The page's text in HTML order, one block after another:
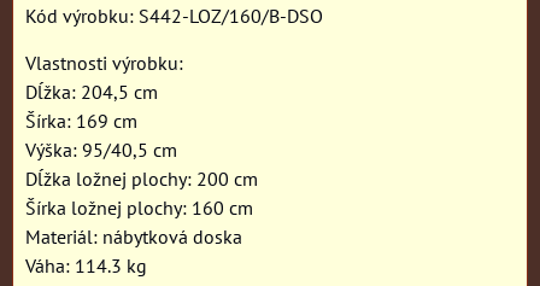
Kód výrobku: S442-LOZ/160/B-DSO
Vlastnosti výrobku:
Dĺžka: 204,5 cm
Šírka: 169 cm
Výška: 95/40,5 cm
Dĺžka ložnej plochy: 200 cm
Šírka ložnej plochy: 160 cm
Materiál: nábytková doska
Váha: 114.3 kg